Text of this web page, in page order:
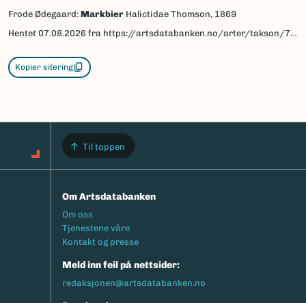
Frode Ødegaard: Markbier Halictidae Thomson, 1869
Hentet 07.08.2026 fra https://artsdatabanken.no/arter/takson/78065/beskrivelse
Kopier sitering
Til toppen
Om Artsdatabanken
Footermeny
Om oss
Tjenestene våre
Kontakt og presse
Meld inn feil på nettsider:
redaksjonen@artsdatabanken.no